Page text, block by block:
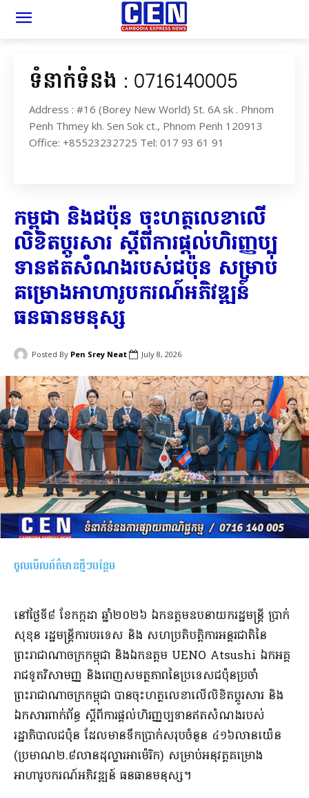
ទំនាក់ទំនង : 0716140005
Address : #16 (Borey New World) St. 6A sk . Phnom
Penh Thmey kh. Sen Sok ct., Phnom Penh 120913
Office: +85523232725 Tel: 017 93 61 91
កម្ពុជា និងជប៉ុន ចុះហត្ថលេខាលើ
លិខិតប្តូរសារ ស្តីពីការផ្តល់ហិរញ្ញប្ប
ទានឥតសំណងរបស់ជប៉ុន សម្រាប់
គម្រោងអាហារូបករណ៍អភិវឌ្ឍន៍
ធនធានមនុស្ស
Posted By Pen Srey Neat July 8, 2026
ចូលមើលព័ត៌មានថ្មីៗបន្ថែម
នៅថ្ងៃទី៨ ខែកក្កដា ឆ្នាំ២០២៦ ឯកឧត្តមឧបនាយករដ្ឋមន្ត្រី ប្រាក់
សុខុន រដ្ឋមន្ត្រីការបរទេស និង សហប្រតិបត្តិការអន្តរជាតិនៃ
ព្រះរាជាណាចក្រកម្ពុជា និងឯកឧត្តម UENO Atsushi ឯកអគ្គ
រាជទូតវិសាមញ្ញ និងពេញសមត្ថភាពនៃប្រទេសជប៉ុនប្រចាំ
ព្រះរាជាណាចក្រកម្ពុជា បានចុះហត្ថលេខាលើលិខិតប្ដូរសារ និង
ឯកសារពាក់ព័ន្ធ ស្តីពីការផ្តល់ហិរញ្ញប្បទានឥតសំណងរបស់
រដ្ឋាភិបាលជប៉ុន ដែលមានទឹកប្រាក់សរុបចំនួន ៤១៦លានយ៉េន
(ប្រមាណ២.៨លានដុល្លារអាម៉េរិក) សម្រាប់អនុវត្តគម្រោង
អាហារូបករណ៍អភិវឌ្ឍន៍ ធនធានមនុស្ស។